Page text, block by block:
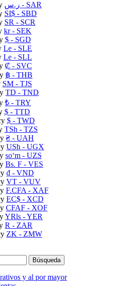
ر.س - SAR
SI$ - SBD
SR - SCR
kr- SEK
$ - SGD
Le - SLE
Le - SLL
₡ - SVC
฿ - THB
ЅМ - TJS
TD - TND
₺ - TRY
$ - TTD
$ - TWD
TSh - TZS
₴ - UAH
USh - UGX
soʻm - UZS
Bs. F - VES
₫ - VND
VT - VUV
F.CFA - XAF
EC$ - XCD
CFAF - XOF
YRls - YER
R - ZAR
ZK - ZMW
Búsqueda
y al por mayor